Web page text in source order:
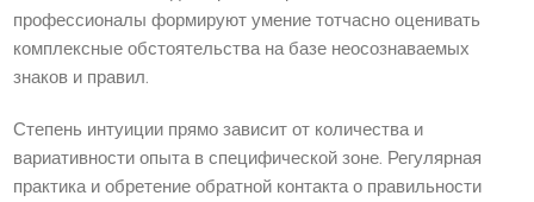
профессионалы формируют умение тотчасно оценивать
комплексные обстоятельства на базе неосознаваемых
знаков и правил.
Степень интуиции прямо зависит от количества и
вариативности опыта в специфической зоне. Регулярная
практика и обретение обратной контакта о правильности